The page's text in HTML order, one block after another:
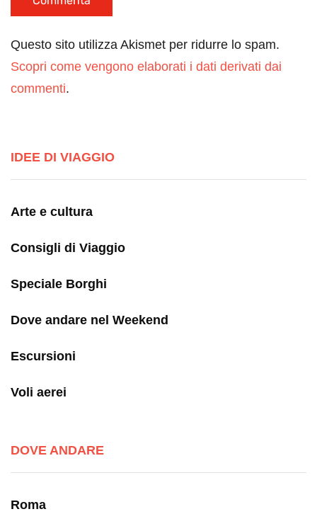
Questo sito utilizza Akismet per ridurre lo spam.
Scopri come vengono elaborati i dati derivati dai
commenti.
IDEE DI VIAGGIO
Arte e cultura
Consigli di Viaggio
Speciale Borghi
Dove andare nel Weekend
Escursioni
Voli aerei
DOVE ANDARE
Roma